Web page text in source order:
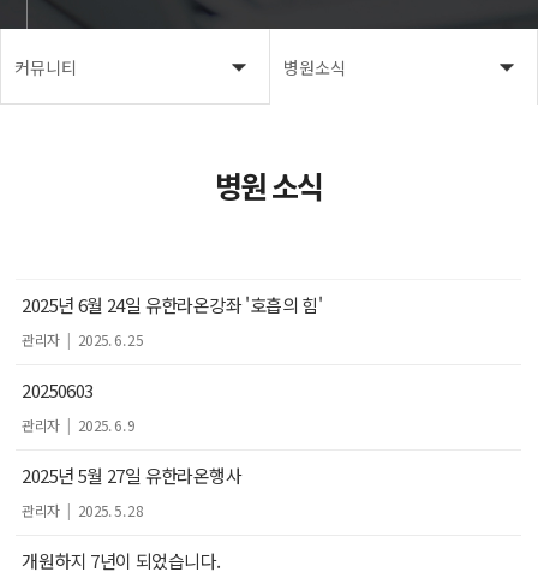
커뮤니티 병원소식
병원 소식
2025년 6월 24일 유한라온강좌 '호흡의 힘'
관리자 | 2025. 6. 25
20250603
관리자 | 2025. 6. 9
2025년 5월 27일 유한라온행사
관리자 | 2025. 5. 28
개원하지 7년이 되었습니다.